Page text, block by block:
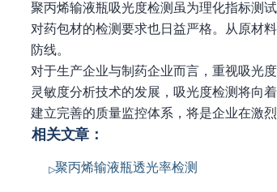
聚丙烯输液瓶吸光度检测虽为理化指标测
对药包材的检测要求也日益严格。从原材
防线。
对于生产企业与制药企业而言，重视吸光
灵敏度分析技术的发展，吸光度检测将向
建立完善的质量监控体系，将是企业在激
相关文章：
聚丙烯输液瓶透光率检测